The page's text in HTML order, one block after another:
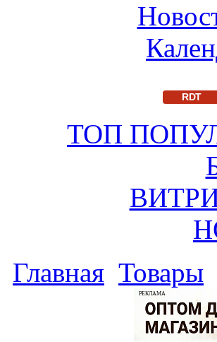
RDT
ТОП
Главная Товары
РЕКЛАМА